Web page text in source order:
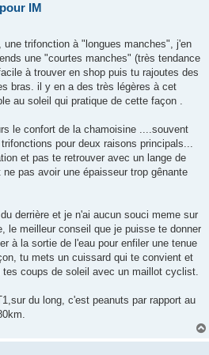
IM
trifonction à "longues manches", j'en
une "courtes manches" (très tendance
à trouver en shop puis tu rajoutes des
bras. il y en a des très légères à cet
au soleil qui pratique de cette façon .
le confort de la chamoisine ....souvent
pour deux raisons principals...
et pas te retrouver avec un lange de
pas avoir une épaisseur trop gênante
derrière et je n'ai aucun souci meme sur
le meilleur conseil que je puisse te donner
à la sortie de l'eau pour enfiler une tenue
tu mets un cuissard qui te convient et
coups de soleil avec un maillot cyclist.
du long, c'est peanuts par rapport au